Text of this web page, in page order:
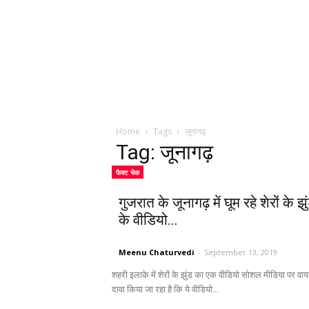
Home Tags जूनागढ़
Tag: जूनागढ़
फैक्ट चेक
गुजरात के जूनागढ़ में घूम रहे शेरों के
के वीडियो...
Meenu Chaturvedi - September 13, 2019
शहरी इलाके में शेरों के झुंड का एक वीडियो सोशल मीडिया पर
दावा किया जा रहा है कि ये वीडियो...